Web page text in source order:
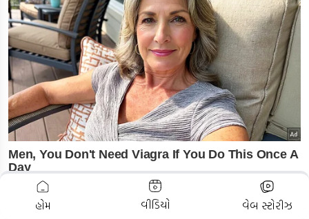
ADVERTISEMENT
હોમ વીડિયો વેબ સ્ટોરીઝ